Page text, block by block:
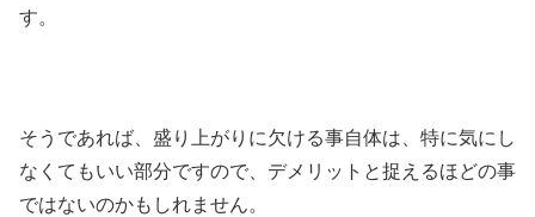
す。
そうであれば、盛り上がりに欠ける事自体は、特に気にし
なくてもいい部分ですので、デメリットと捉えるほどの事
ではないのかもしれません。